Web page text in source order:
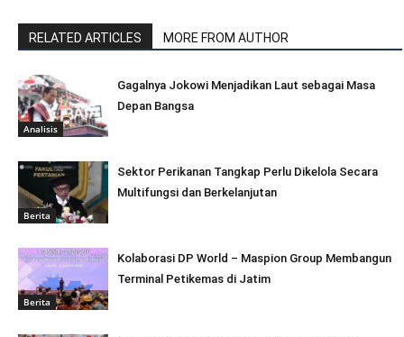
RELATED ARTICLES MORE FROM AUTHOR
Analisis
Gagalnya Jokowi Menjadikan Laut sebagai Masa
Depan Bangsa
Berita
Sektor Perikanan Tangkap Perlu Dikelola Secara
Multifungsi dan Berkelanjutan
Berita
Kolaborasi DP World – Maspion Group Membangun
Terminal Petikemas di Jatim